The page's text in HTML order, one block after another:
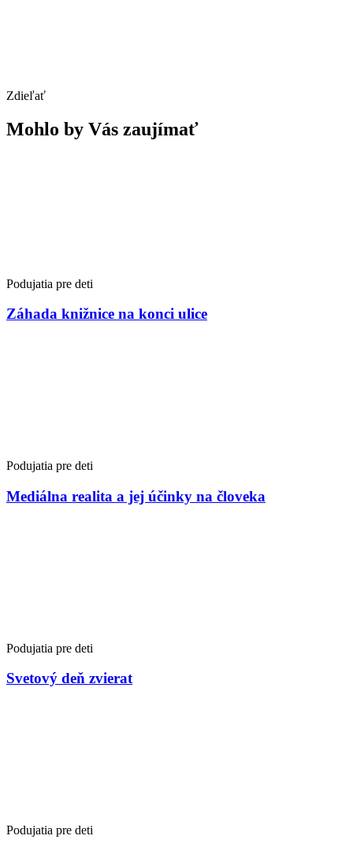
Zdieľať
Mohlo by Vás zaujímať
Podujatia pre deti
Záhada knižnice na konci ulice
Podujatia pre deti
Mediálna realita a jej účinky na človeka
Podujatia pre deti
Svetový deň zvierat
Podujatia pre deti